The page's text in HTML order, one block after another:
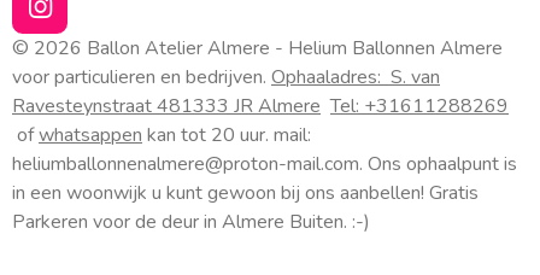
I
n
s
t
a
g
r
a
m
© 2026 Ballon Atelier Almere - Helium Ballonnen Almere
voor particulieren en bedrijven. Ophaaladres: S. van
Ravesteynstraat 481333 JR Almere Tel: +31611288269
ofwhatsappen kan tot 20 uur. mail:
heliumballonnenalmere@proton-mail.com. Ons ophaalpunt is
in een woonwijk u kunt gewoon bij ons aanbellen! Gratis
Parkeren voor de deur in Almere Buiten. :-)